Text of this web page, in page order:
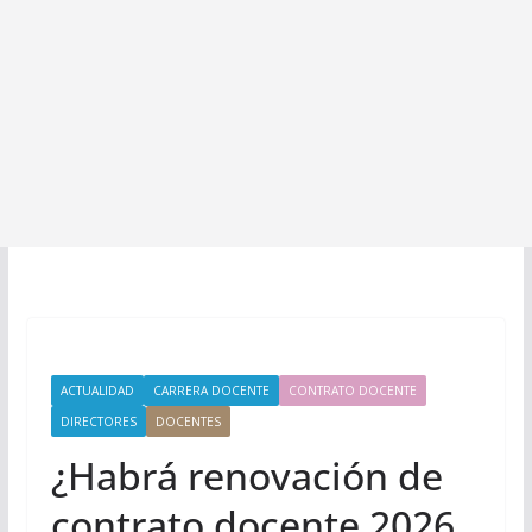
ACTUALIDAD CARRERA DOCENTE
CONTRATO DOCENTE
DIRECTORES
DOCENTES
¿Habrá renovación de